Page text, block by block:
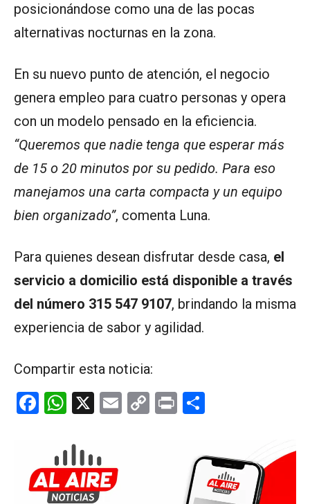
posicionándose como una de las pocas
alternativas nocturnas en la zona.
En su nuevo punto de atención, el negocio
genera empleo para cuatro personas y opera
con un modelo pensado en la eficiencia.
“Queremos que nadie tenga que esperar más
de 15 o 20 minutos por su pedido. Para eso
manejamos una carta compacta y un equipo
bien organizado”, comenta Luna.
Para quienes desean disfrutar desde casa, el
servicio a domicilio está disponible a través
del número 315 547 9107, brindando la misma
experiencia de sabor y agilidad.
Compartir esta noticia:
F
b
o
W
at
s
A
X
E
C
Pr
p
ar